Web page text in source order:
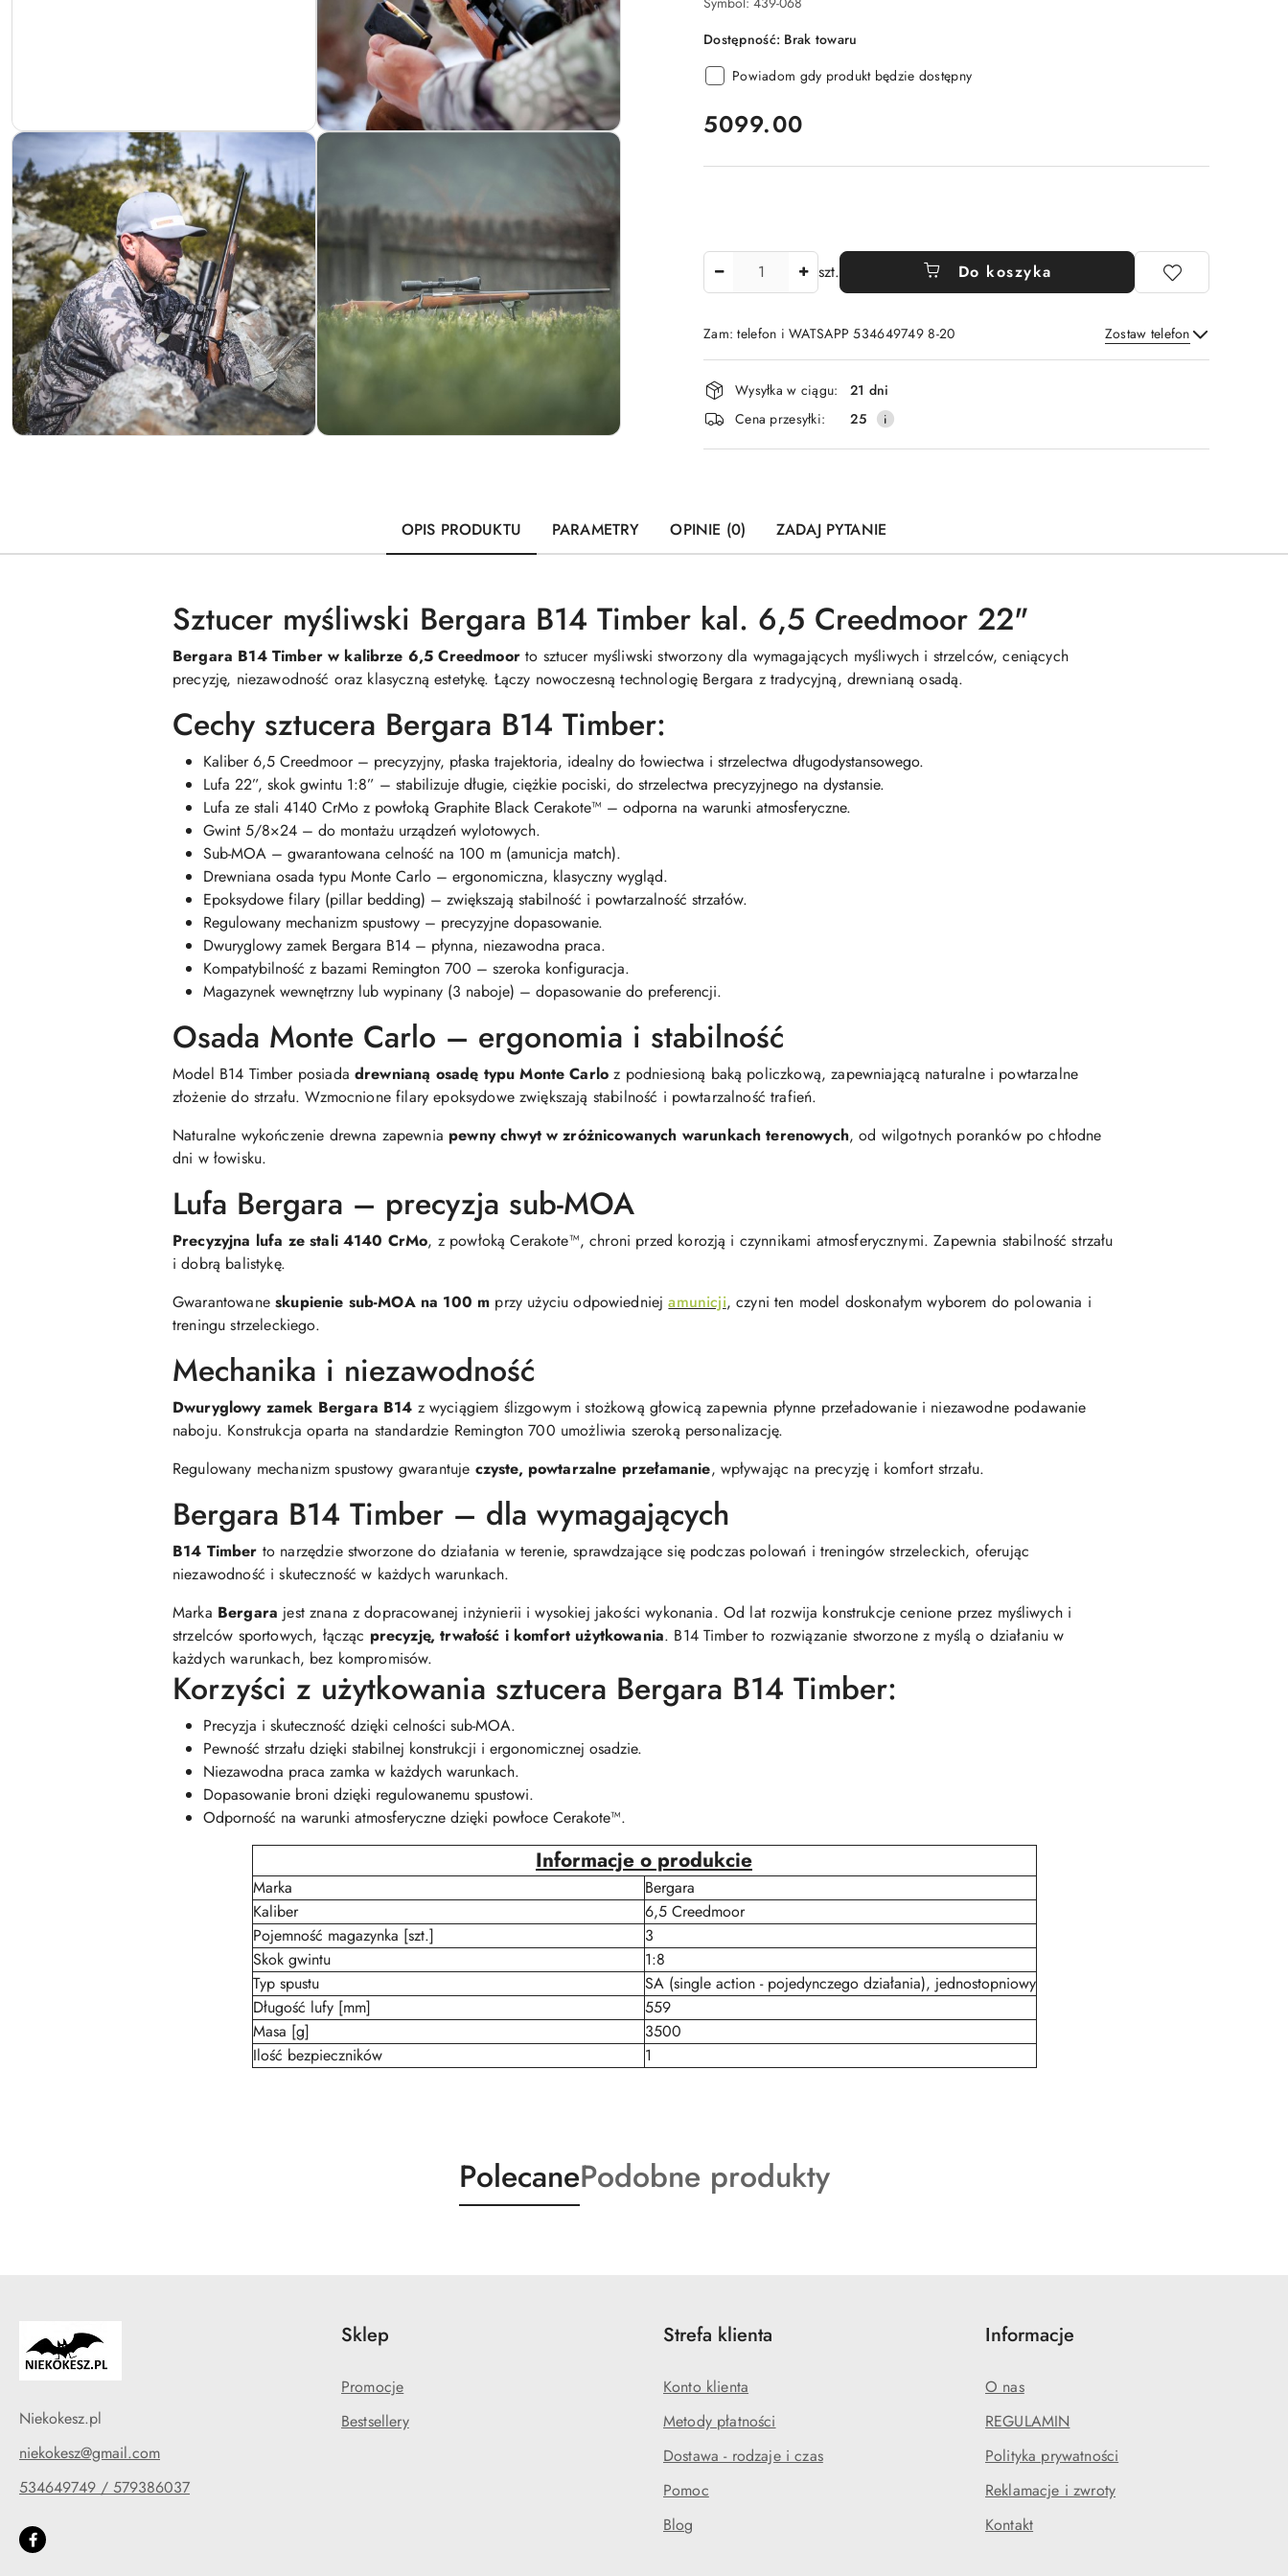
Dostępność: Brak towaru
Powiadom gdy produkt będzie dostępny
cena:
5099.00
szt. Do koszyka
Zam: telefon i WATSAPP 534649749 8-20 Zostaw telefon
Wyślij
Dostępność
i
dostawa
Wysyłka w ciągu:
21 dni
Cena przesyłki:
25
OPIS PRODUKTU PARAMETRY OPINIE (0) ZADAJ PYTANIE
Sztucer myśliwski Bergara B14 Timber kal. 6,5 Creedmoor 22"
Bergara B14 Timber w kalibrze 6,5 Creedmoorto sztucer myśliwski stworzony dla wymagających myśliwych i strzelców, ceniących
precyzję, niezawodność oraz klasyczną estetykę. Łączy nowoczesną technologię Bergara z tradycyjną, drewnianą osadą.
Cechy sztucera Bergara B14 Timber:
Kaliber 6,5 Creedmoor – precyzyjny, płaska trajektoria, idealny do łowiectwa i strzelectwa długodystansowego.
Lufa 22”, skok gwintu 1:8” – stabilizuje długie, ciężkie pociski, do strzelectwa precyzyjnego na dystansie.
Lufa ze stali 4140 CrMo z powłoką Graphite Black Cerakote™ – odporna na warunki atmosferyczne.
Gwint 5/8×24 – do montażu urządzeń wylotowych.
Sub-MOA – gwarantowana celność na 100 m (amunicja match).
Drewniana osada typu Monte Carlo – ergonomiczna, klasyczny wygląd.
Epoksydowe filary (pillar bedding) – zwiększają stabilność i powtarzalność strzałów.
Regulowany mechanizm spustowy – precyzyjne dopasowanie.
Dwuryglowy zamek Bergara B14 – płynna, niezawodna praca.
Kompatybilność z bazami Remington 700 – szeroka konfiguracja.
Magazynek wewnętrzny lub wypinany (3 naboje) – dopasowanie do preferencji.
Osada Monte Carlo – ergonomia i stabilność
Model B14 Timber posiada drewnianą osadę typu Monte Carlo z podniesioną baką policzkową, zapewniającą naturalne i powtarzalne
złożenie do strzału. Wzmocnione filary epoksydowe zwiększają stabilność i powtarzalność trafień.
Naturalne wykończenie drewna zapewnia pewny chwyt w zróżnicowanych warunkach terenowych, od wilgotnych poranków po chłodne
dni w łowisku.
Lufa Bergara – precyzja sub-MOA
Precyzyjna lufa ze stali 4140 CrMo, z powłoką Cerakote™, chroni przed korozją i czynnikami atmosferycznymi. Zapewnia stabilność strzału
i dobrą balistykę.
Gwarantowaneskupienie sub-MOA na 100 m przy użyciu odpowiedniejamunicji, czyni ten model doskonałym wyborem do polowania i
treningu strzeleckiego.
Mechanika i niezawodność
Dwuryglowy zamek Bergara B14 z wyciągiem ślizgowym i stożkową głowicą zapewnia płynne przeładowanie i niezawodne podawanie
naboju. Konstrukcja oparta na standardzie Remington 700 umożliwia szeroką personalizację.
Regulowany mechanizm spustowy gwarantuje czyste, powtarzalne przełamanie, wpływając na precyzję i komfort strzału.
Bergara B14 Timber – dla wymagających
B14 Timber to narzędzie stworzone do działania w terenie, sprawdzające się podczas polowań i treningów strzeleckich, oferując
niezawodność i skuteczność w każdych warunkach.
Marka Bergara jest znana z dopracowanej inżynierii i wysokiej jakości wykonania. Od lat rozwija konstrukcje cenione przez myśliwych i
strzelców sportowych, łącząc precyzję, trwałość i komfort użytkowania. B14 Timber to rozwiązanie stworzone z myślą o działaniu w
każdych warunkach, bez kompromisów.
Korzyści z użytkowania sztucera Bergara B14 Timber:
Precyzja i skuteczność dzięki celności sub-MOA.
Pewność strzału dzięki stabilnej konstrukcji i ergonomicznej osadzie.
Niezawodna praca zamka w każdych warunkach.
Dopasowanie broni dzięki regulowanemu spustowi.
Odporność na warunki atmosferyczne dzięki powłoce Cerakote™.
Informacje o produkcie
Marka
Bergara
Kaliber
6,5 Creedmoor
Pojemność magazynka [szt.]
3
Skok gwintu
1:8
Typ spustu
SA (single action - pojedynczego działania), jednostopniowy
Długość lufy [mm]
559
Masa [g]
3500
Ilość bezpieczników
1
Produkty
o
PolecaneProdukty
o
Podobne produkty
Niekokesz.pl
niekokesz@gmail.com
534649749 / 579386037
Sklep
Promocje
Bestsellery
Strefa klienta
Konto klienta
Metody płatności
Dostawa - rodzaje i czas
Pomoc
Blog
Informacje
O nas
REGULAMIN
Polityka prywatności
Reklamacje i zwroty
Kontakt